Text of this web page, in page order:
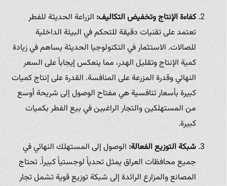
كفاءة الإنتاج وتخفيض التكاليف:الزراعة الحديثة للفطر
تعتمد على تقنيات دقيقة للتحكم في البيئة الداخلية
للصالات. الاستثمار في التكنولوجيا الحديثة يساهم في زيادة
كمية الإنتاج وتقليل الهدر، مما ينعكس إيجاباً على السعر
النهائي وقدرة المزرعة على المنافسة. القدرة على إنتاج كميات
كبيرة بأسعار تنافسية هي مفتاح الوصول إلى شريحة أوسع
من المستهلكين والتجار الراغبين في بيع الفطر بكميات
كبيرة.
شبكة التوزيع الفعالة:الوصول إلى المستهلك النهائي في
جميع محافظات العراق يمثل تحدياً لوجستياً كبيراً. تحتاج
المصانع والمزارع الرائدة إلى شبكة توزيع قوية تشمل تجار